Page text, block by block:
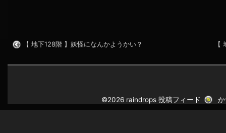
【 地下128階 】妖怪になんかようかい？
©2026 raindrops投稿フィード